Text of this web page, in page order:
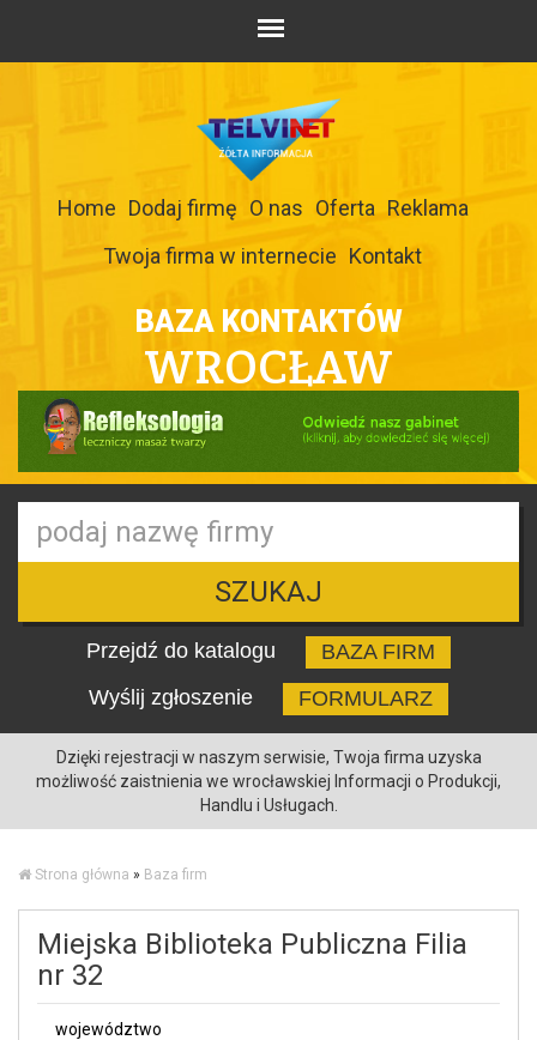
Home Dodaj firmę O nas Oferta Reklama
Twoja firma w internecie Kontakt
BAZA KONTAKTÓW
WROCŁAW
SZUKAJ
Przejdź do katalogu
BAZA FIRM
Wyślij zgłoszenie
FORMULARZ
Dzięki rejestracji w naszym serwisie, Twoja firma uzyska
możliwość zaistnienia we wrocławskiej Informacji o Produkcji,
Handlu i Usługach.
Strona główna » Baza firm
Miejska Biblioteka Publiczna Filia
nr 32
województwo